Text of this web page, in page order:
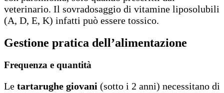
veterinario. Il sovradosaggio di vitamine liposolubili
(A, D, E, K) infatti può essere tossico.
Gestione pratica dell’alimentazione
Frequenza e quantità
Le tartarughe giovani (sotto i 2 anni) necessitano di